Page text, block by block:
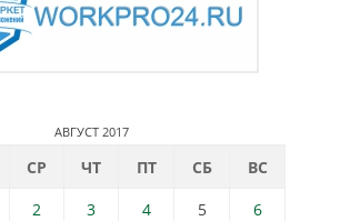
АВГУСТ 2017
СР ЧТ ПТ СБ
ВС
2 3 4 5
6